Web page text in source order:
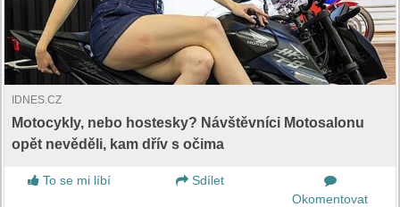
IDNES.CZ
Motocykly, nebo hostesky? Návštěvníci Motosalonu
opět nevěděli, kam dřív s očima
To se mi líbí
Sdílet
Okomentovat